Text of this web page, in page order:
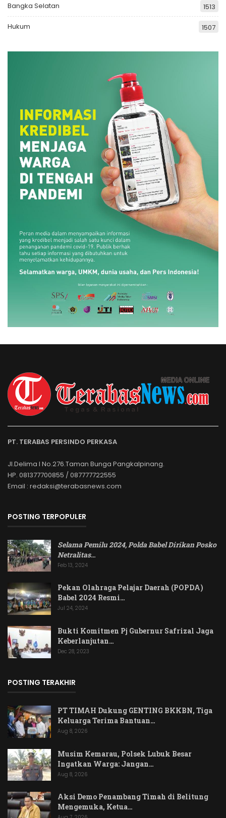
Bangka Selatan 1513
Hukum 1507
PT. TERABAS PERSINDO PERKASA
Jl.Delima I No.276.Taman Bunga Pangkalpinang.
HP. 081377700855 / 087777722555
Email : redaksi@terabasnews.com
POSTING TERPOPULER
Selama Pemilu 2024, Polda Babel Dirikan Posko
Netralitas…
Feb 13, 2024
Pekan Olahraga Pelajar Daerah (POPDA)
Babel 2024 Resmi…
Jul 24, 2024
Bukti Komitmen Pj Gubernur Safrizal Jaga
Keberlanjutan…
Dec 28, 2023
POSTING TERAKHIR
PT TIMAH Dukung GENTING BKKBN, Tiga
Keluarga Terima Bantuan…
Aug 8, 2026
Musim Kemarau, Polsek Lubuk Besar
Ingatkan Warga: Jangan…
Aug 8, 2026
Aksi Demo Penambang Timah di Belitung
Mengemuka, Ketua…